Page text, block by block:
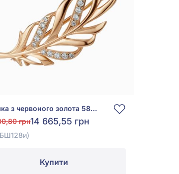
Брошка з червоного золота 585° з фіанітом, арт. БШ128и
грн14 665,55 грн
Купити